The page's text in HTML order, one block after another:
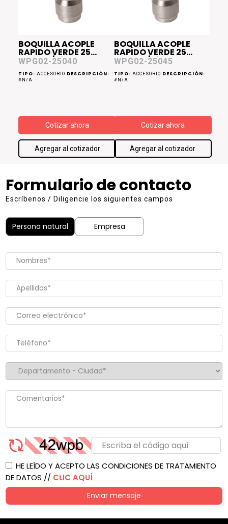
BOQUILLA ACOPLE
RAPIDO VERDE 25
Grados/Diam 0.40
WPG02-25040
TIPO: ACCESORIO DESCRIPCIÓN:
#N/A
Cotizar ahora
Agregar al cotizador
BOQUILLA ACOPLE
RAPIDO VERDE 25
Grados/Diam 0.45
WPG02-25045
TIPO: ACCESORIO DESCRIPCIÓN:
#N/A
Cotizar ahora
Agregar al cotizador
Formulario de contacto
Escríbenos / Diligencie los siguientes campos
Persona natural Empresa
HE LEÍDO Y ACEPTO LAS CONDICIONES DE TRATAMIENTO
DE DATOS // CLIC AQUÍ
Enviar mensaje